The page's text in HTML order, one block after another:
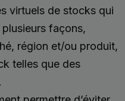
virtuels de stocks qui
façons,
région et/ou produit,
telles que des